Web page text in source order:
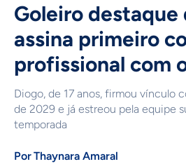
Goleiro destaque
assina primeiro
profissional com
Diogo, de 17 anos, firmou vínculo
de 2029 e já estreou pela equipe
temporada
PorThaynara Amaral